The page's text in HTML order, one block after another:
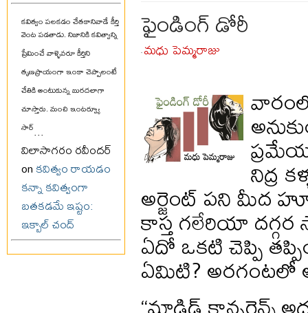
కవిత్వం పలకడం చేతకానివాడే కీర్తి
వెంట పడతాడు. నిజానికి కవిత్వాన్ని
ప్రేమించే వాళ్ళెవరూ కీర్తిని
తృణప్రాయంగా ఇంకా చెప్పాలంటే
చేతికి అంటుకున్న బురదలాగా
చూస్తారు. మంచి ఇంటర్వ్యూ
సార్...
విలాసాగరం రవీందర్
onకవిత్వం రాయడం
కన్నా కవిత్వంగా
బతకడమే ఇష్టం:
ఇక్బాల్ చంద్
ఫైండింగ్ డోరీ
- మధు పెమ్మరాజు
నిద్ర
అర్జెంట్ పని మీద
కాస్త గలేరియా దగ్గర
ఏదో ఒకటి చెప్పి
ఏమిటి? అరగంటలో